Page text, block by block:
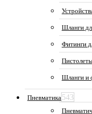
Шланги
Фитинги
Шланги и
Пневматика543